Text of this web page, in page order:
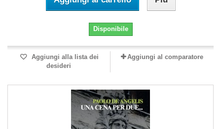
Disponibile
Aggiungi alla lista dei
desideri
Aggiungi al comparatore